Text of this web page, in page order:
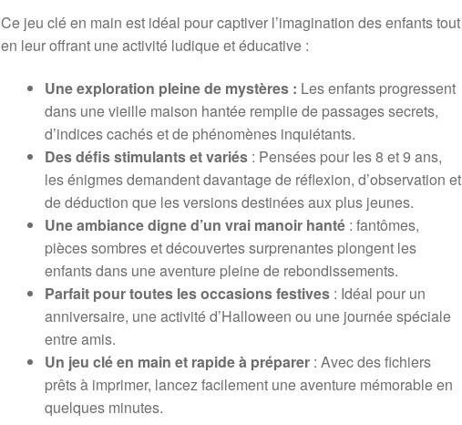
Ce jeu clé en main est idéal pour captiver l’imagination des enfants tout
en leur offrant une activité ludique et éducative :
Une exploration pleine de mystères : Les enfants progressent
dans une vieille maison hantée remplie de passages secrets,
d’indices cachés et de phénomènes inquiétants.
Des défis stimulants et variés: Pensées pour les 8 et 9 ans,
les énigmes demandent davantage de réflexion, d’observation et
de déduction que les versions destinées aux plus jeunes.
Une ambiance digne d’un vrai manoir hanté: fantômes,
pièces sombres et découvertes surprenantes plongent les
enfants dans une aventure pleine de rebondissements.
Parfait pour toutes les occasions festives: Idéal pour un
anniversaire, une activité d’Halloween ou une journée spéciale
entre amis.
Un jeu clé en main et rapide à préparer: Avec des fichiers
prêts à imprimer, lancez facilement une aventure mémorable en
quelques minutes.